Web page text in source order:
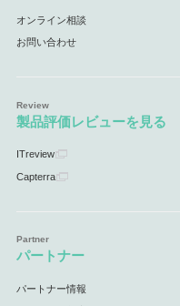
オンライン相談
お問い合わせ
製品評価レビューを見る
ITreview
Capterra
パートナー
パートナー情報